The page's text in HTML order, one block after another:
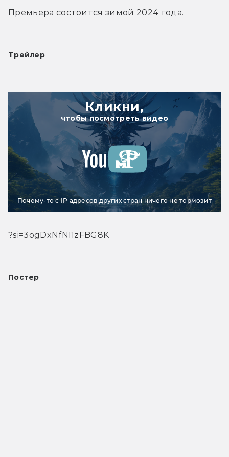
Премьера состоится зимой 2024 года.
Трейлер
Кликни,
чтобы посмотреть видео
Почему-то с IP адресов других стран ничего не тормозит
?si=3ogDxNfNI1zFBG8K
Постер